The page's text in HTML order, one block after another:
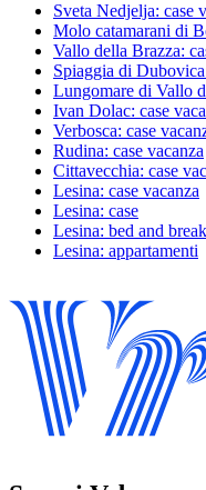
Sveta Nedjelja: case
Molo catamarani di
Vallo della Brazza:
Spiaggia di
Lungomare di Vallo
Ivan Dolac: case
Verbosca: case
Rudina: case vacanza
Cittavecchia: case
Lesina: case vacanza
Lesina: case
Lesina: bed and
Lesina: appartamenti